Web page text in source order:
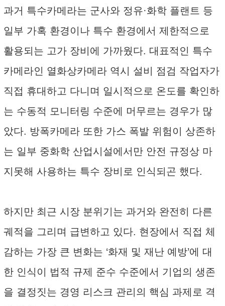
과거 특수카메라는 군사와 정유·화학 플랜트 등
일부 가혹 환경이나 특수 환경에서 제한적으로
활용되는 고가 장비에 가까웠다. 대표적인 특수
카메라인 열화상카메라 역시 설비 점검 작업자가
직접 휴대하고 다니며 일시적으로 온도를 확인하
는 수동적 모니터링 수준에 머무르는 경우가 많
았다. 방폭카메라 또한 가스 폭발 위험이 상존하
는 일부 중화학 산업시설에서만 안전 규정상 마
지못해 사용하는 특수 장비로 인식되곤 했다.
하지만 최근 시장 분위기는 과거와 완전히 다른
궤적을 그리며 급변하고 있다. 현장에서 직접 체
감하는 가장 큰 변화는 ‘화재 및 재난 예방’에 대
한 인식이 법적 규제 준수 수준에서 기업의 생존
을 결정짓는 경영 리스크 관리의 핵심 과제로 격